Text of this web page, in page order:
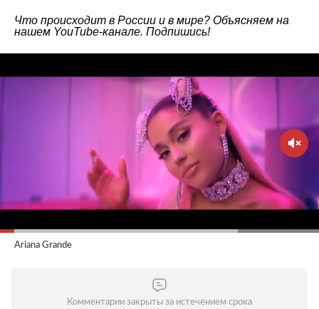
Что происходит в России и в мире? Объясняем на
нашем YouTube-канале. Подпишись!
Ariana Grande
Комментарии закрыты за истечением срока